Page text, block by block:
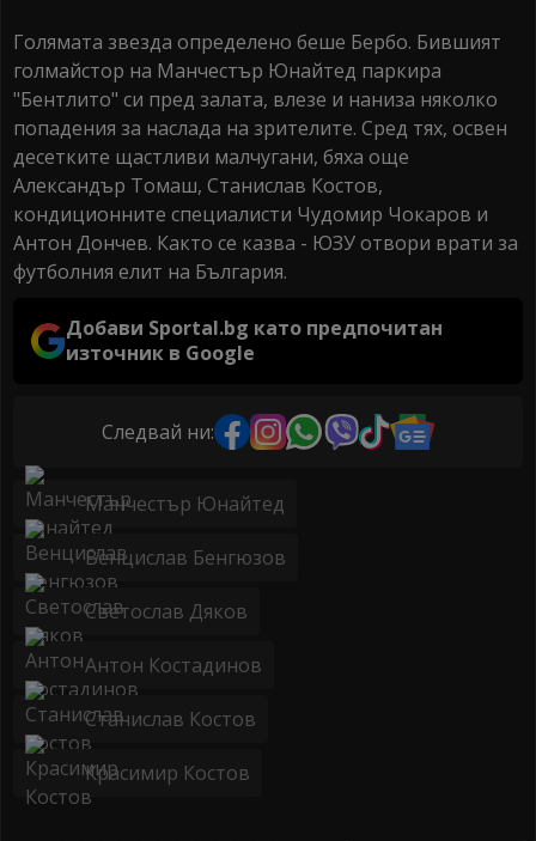
Голямата звезда определено беше Бербо. Бившият
голмайстор на Манчестър Юнайтед паркира
"Бентлито" си пред залата, влезе и наниза няколко
попадения за наслада на зрителите. Сред тях, освен
десетките щастливи малчугани, бяха още
Александър Томаш, Станислав Костов,
кондиционните специалисти Чудомир Чокаров и
Антон Дончев. Както се казва - ЮЗУ отвори врати за
футболния елит на България.
Добави Sportal.bg като предпочитан
източник в Google
Следвай ни:
Манчестър Юнайтед
Венцислав Бенгюзов
Светослав Дяков
Антон Костадинов
Станислав Костов
Красимир Костов